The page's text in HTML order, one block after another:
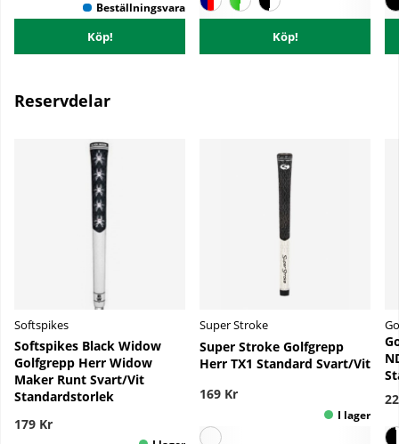
Köp! Köp!
Reservdelar
Softspikes
Softspikes Black Widow
Golfgrepp Herr Widow
Maker Runt Svart/Vit
Standardstorlek
179 Kr
Super Stroke
Super Stroke Golfgrepp
Herr TX1 Standard Svart/Vit
169 Kr